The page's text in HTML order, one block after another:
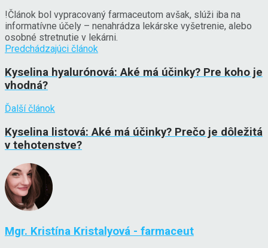
!Článok bol vypracovaný farmaceutom avšak, slúži iba na
informatívne účely – nenahrádza lekárske vyšetrenie, alebo
osobné stretnutie v lekárni.
Predchádzajúci článok
Kyselina hyalurónová: Aké má účinky? Pre koho je
vhodná?
Ďalší článok
Kyselina listová: Aké má účinky? Prečo je dôležitá
v tehotenstve?
Mgr. Kristína Kristalyová - farmaceut